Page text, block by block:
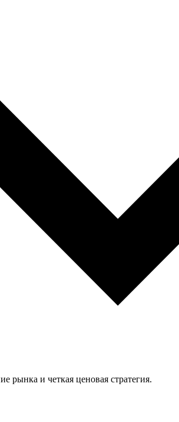
рынка и четкая ценовая стратегия.